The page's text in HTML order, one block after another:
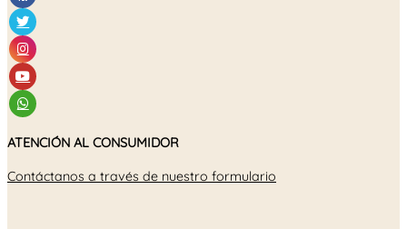
ATENCIÓN AL CONSUMIDOR
Contáctanos a través de nuestro formulario